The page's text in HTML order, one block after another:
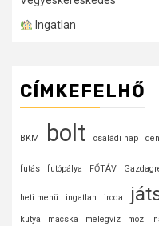
Ingatlan
CÍMKEFELHŐ
BKM bolt családi nap
futás futópálya FŐTÁV
heti menü ingatlan iroda
kutya macska melegvíz mozi